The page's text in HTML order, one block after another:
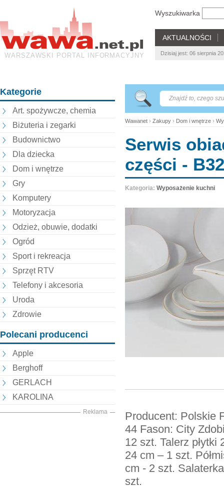
WARSZAWSKI PORTAL INFORMACYJNY
Wyszukiwarka
AKTUALNOŚCI
Dzisiaj jest: 06 sierpnia
Kategorie
Art. spożywcze, chemia
Biżuteria i zegarki
Budownictwo
Dla dziecka
Dom i wnętrze
Gry
Komputery
Motoryzacja
Odzież, obuwie, dodatki
Ogród
Sport i rekreacja
Sprzęt RTV
Telefony i akcesoria
Uroda
Zdrowie
Polecani producenci
Apple
Berghoff
GERLACH
KAROLINA
Reklama
Wawanet › Zakupy › Dom i wnętrze ›
Serwis
części -
Kategoria: Wyposażenie kuchni
Producent: Polskie
44 Fason: City
12 szt. Talerz
24 cm – 1 szt.
cm - 2 szt.
szt.